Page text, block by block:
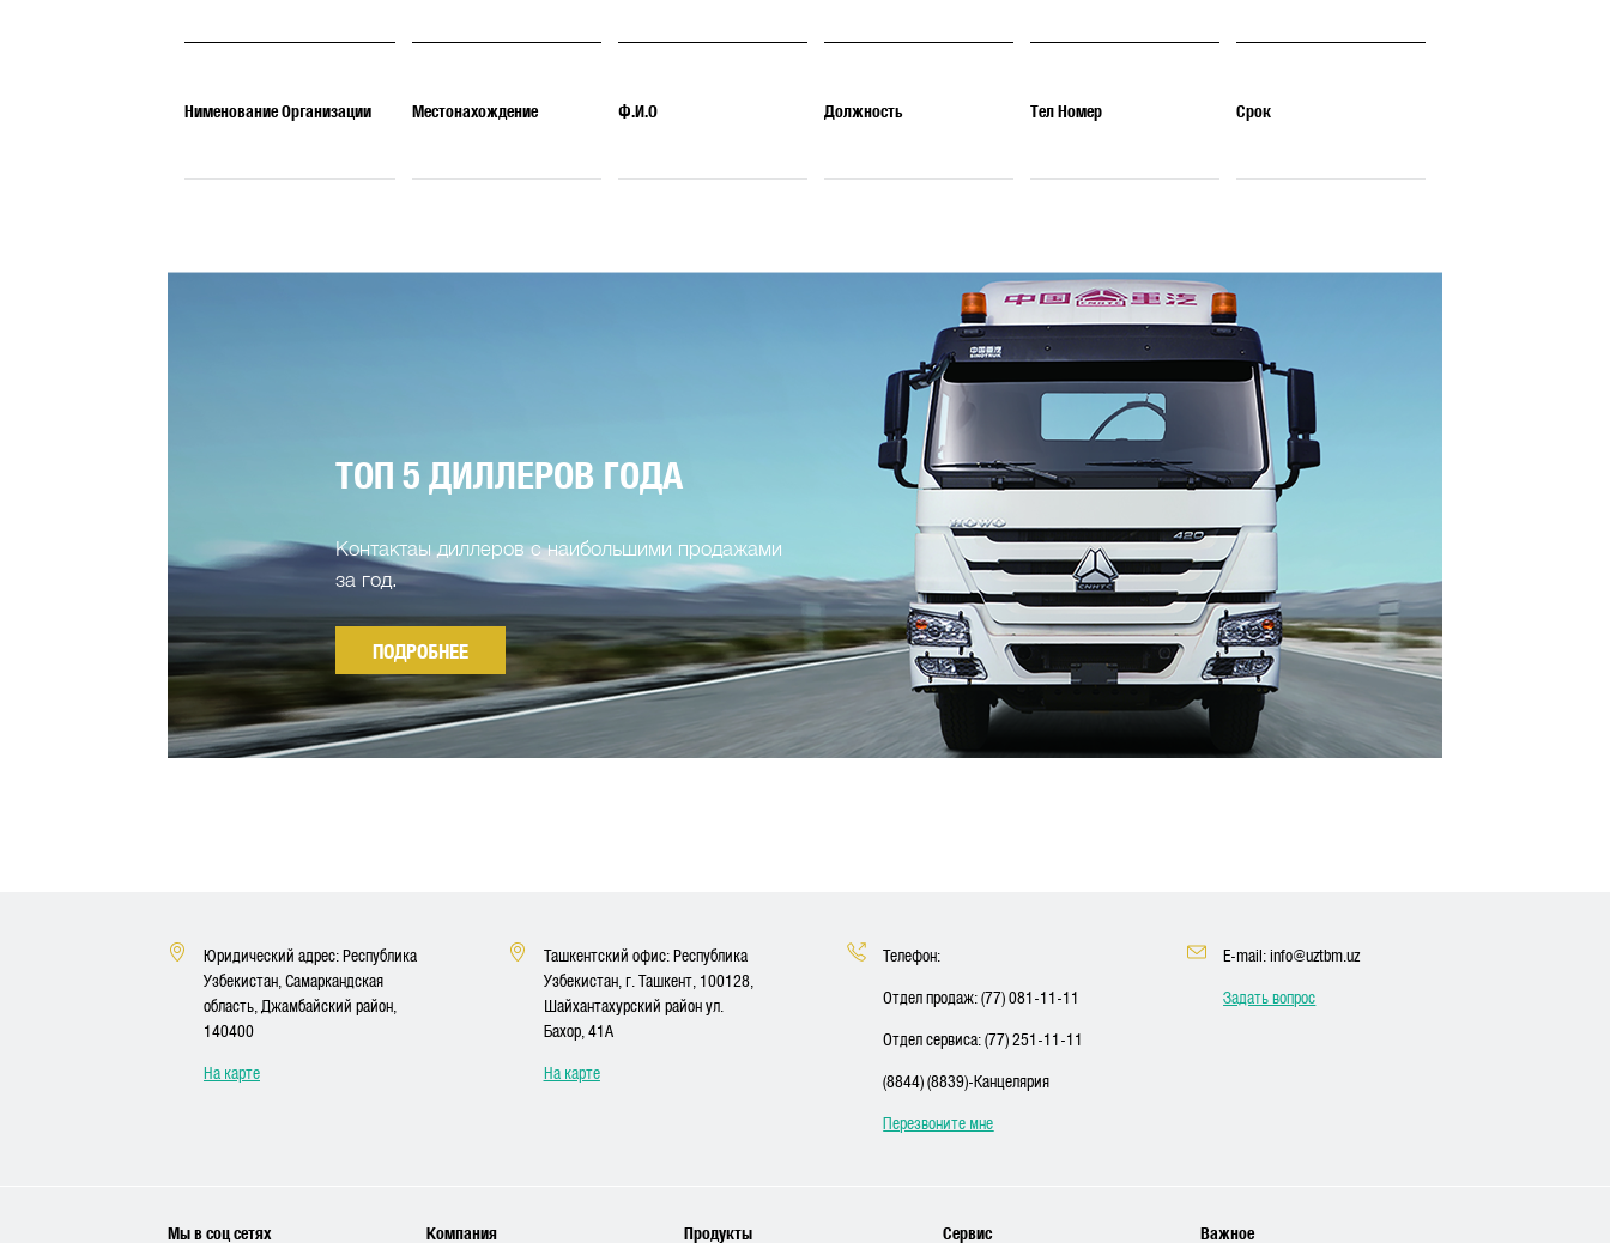
Нименование Организации Местонахождение Ф.И.О Должность Тел Номер Срок
ТОП 5 ДИЛЛЕРОВ ГОДА
Контактаы диллеров с наибольшими продажами
за год.
ПОДРОБНЕЕ
Юридический адрес: Республика
Узбекистан, Самаркандская
область, Джамбайский район,
140400
На карте
Ташкентский офис: Республика
Узбекистан, г. Ташкент, 100128,
Шайхантахурский район ул.
Бахор, 41A
На карте
Телефон:
Отдел продаж: (77) 081-11-11
Отдел сервиса: (77) 251-11-11
(8844) (8839)-Канцелярия
Перезвоните мне
E-mail: info@uztbm.uz
Задать вопрос
Мы в соц сетях Компания Продукты Сервис Важное